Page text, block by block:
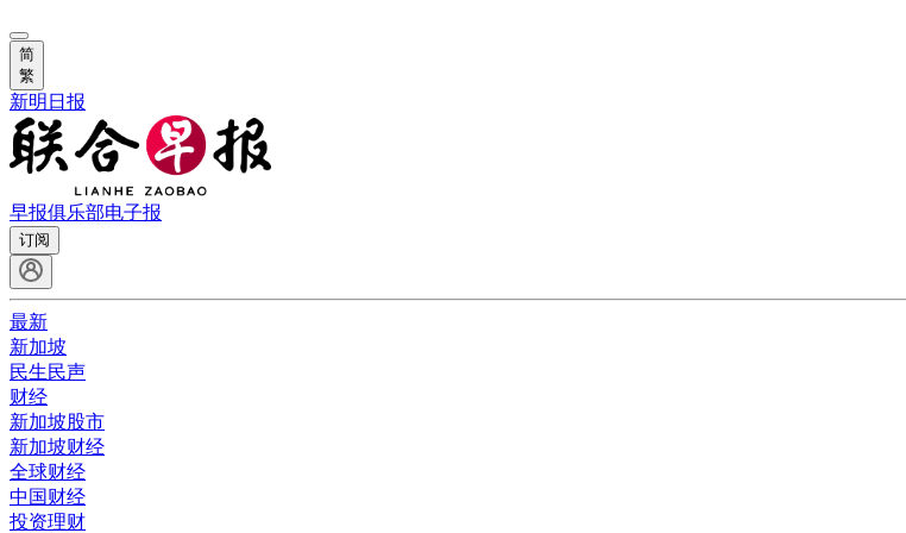
简
繁
新明日报
早报俱乐部电子报
订阅
最新
新加坡
民生民声
财经
新加坡股市
新加坡财经
全球财经
中国财经
投资理财